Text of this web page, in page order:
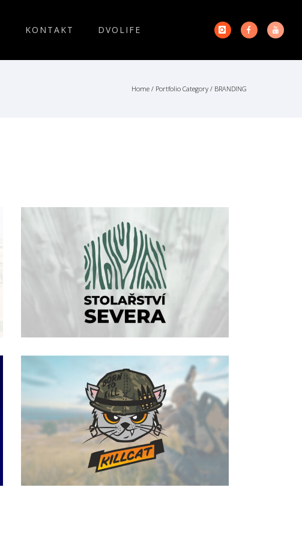
KONTAKT DVOLIFE
Home / Portfolio Category / BRANDING
logo | grafika | web stolařství
Severa
BRANDING ·GRAFIKA·WEB
ilustrace | logo | killcat
BRANDING·ILUSTRACE